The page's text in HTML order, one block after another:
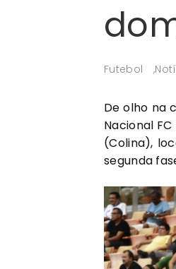
Futebol ,
De olho na
Nacional
(Colina),
segunda